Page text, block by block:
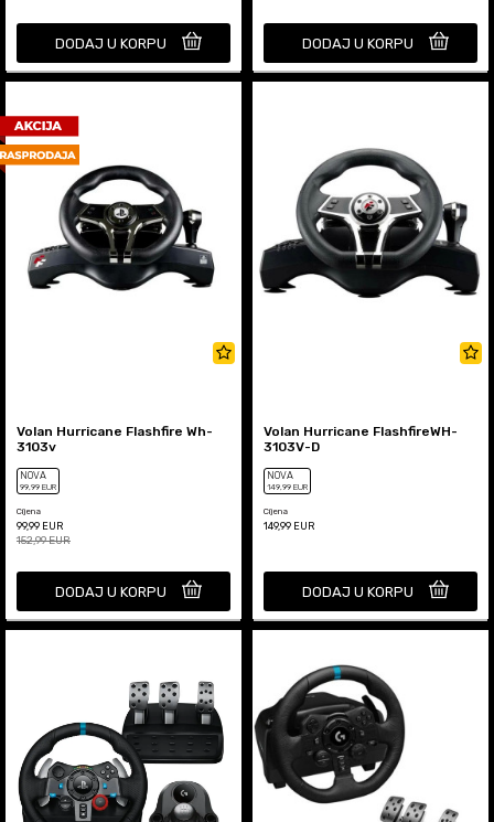
DODAJ U KORPU DODAJ U KORPU
Volan Hurricane Flashfire Wh-
3103v
NOVA
99,99 EUR
Cijena
99,99 EUR
152,99EUR
DODAJ U KORPU
Volan Hurricane FlashfireWH-
3103V-D
NOVA
149,99 EUR
Cijena
149,99 EUR
DODAJ U KORPU